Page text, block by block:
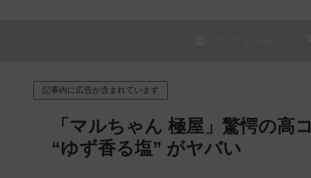
記事内に広告が含まれています
「マルちゃん 極屋」驚愕の
“ゆず香る塩” がヤバい